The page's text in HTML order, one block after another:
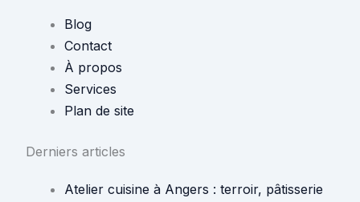
Blog
Contact
À propos
Services
Plan de site
Derniers articles
Atelier cuisine à Angers : terroir, pâtisserie